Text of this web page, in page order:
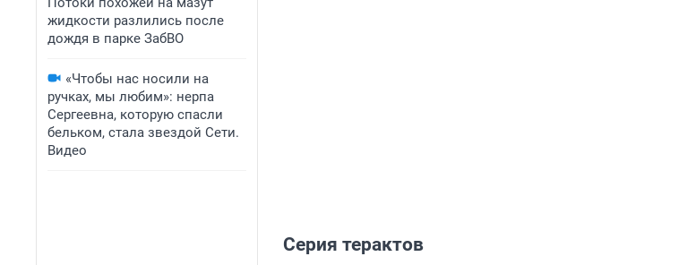
жидкости разлились после
дождя в парке ЗабВО
«Чтобы нас носили на
ручках, мы любим»: нерпа
Сергеевна, которую спасли
бельком, стала звездой Сети.
Видео
Серия терактов